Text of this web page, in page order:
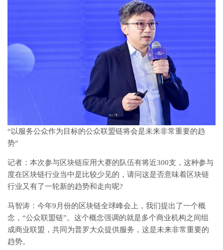
“以服务公众作为目标的公众联盟链将会是未来非常重要的趋
势”
记者：本次参与区块链应用大赛的队伍有将近300支，这种参与
度在区块链行业当中是比较少见的，请问这是否意味着区块链
行业又有了一轮新的趋势和走向呢?
马智涛：今年9月份的区块链全球峰会上，我们提出了一个概
念，“公众联盟链”。这个概念强调的就是多个商业机构之间组
成商业联盟，共同为普罗大众提供服务，这是未来非常重要的
趋势。